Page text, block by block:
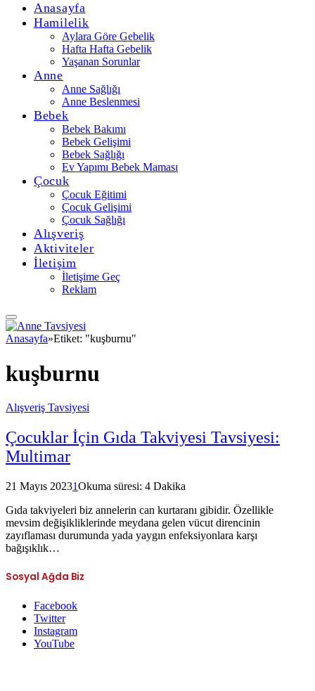
Anasayfa
Hamilelik
Aylara Göre Gebelik
Hafta Hafta Gebelik
Yaşanan Sorunlar
Anne
Anne Sağlığı
Anne Beslenmesi
Bebek
Bebek Bakımı
Bebek Gelişimi
Bebek Sağlığı
Ev Yapımı Bebek Maması
Çocuk
Çocuk Eğitimi
Çocuk Gelişimi
Çocuk Sağlığı
Alışveriş
Aktiviteler
İletişim
İletişime Geç
Reklam
Anasayfa»Etiket: "kuşburnu"
kuşburnu
Alışveriş Tavsiyesi
Çocuklar İçin Gıda Takviyesi Tavsiyesi:
Multimar
21 Mayıs 20231Okuma süresi: 4 Dakika
Gıda takviyeleri biz annelerin can kurtaranı gibidir. Özellikle
mevsim değişikliklerinde meydana gelen vücut direncinin
zayıflaması durumunda yada yaygın enfeksiyonlara karşı
bağışıklık…
Sosyal Ağda Biz
Facebook
Twitter
Instagram
YouTube